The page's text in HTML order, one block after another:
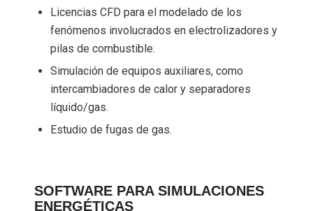
Licencias CFD para el modelado de los
fenómenos involucrados en electrolizadores y
pilas de combustible.
Simulación de equipos auxiliares, como
intercambiadores de calor y separadores
líquido/gas.
Estudio de fugas de gas.
SOFTWARE PARA SIMULACIONES
ENERGÉTICAS